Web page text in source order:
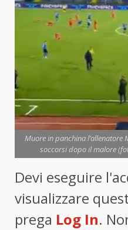
Muore in panchina l’allenatore
soccorsi dopo il malore
Devi eseguire
visualizzare
prega Log In.